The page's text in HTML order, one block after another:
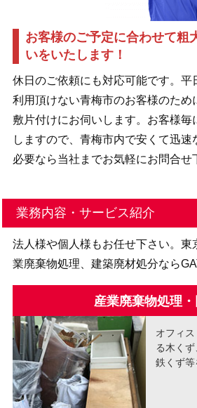
お客様のご予定に合わせて粗
いをいたします！
休日のご依頼にも対応可能です。平
利用頂けない青梅市のお客様のため
敷片付けにお伺いします。お客様毎
しますので、青梅市内で安くて迅速
必要なら当社までお気軽にお問合せ
業務内容・サービス紹介
法人様や個人様もお任せ下さい。東
業廃棄物処理、建築廃材処分なら
産業廃棄物処理
オフィ
る木くず
鉄くず等